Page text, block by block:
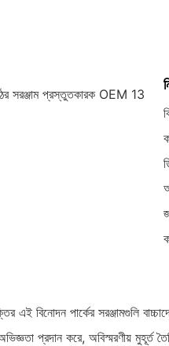
এই বিনোদন পার্কের সরঞ্জামগুলি
প্রদান করে, অবিস্মরণীয় মুহূর্ত